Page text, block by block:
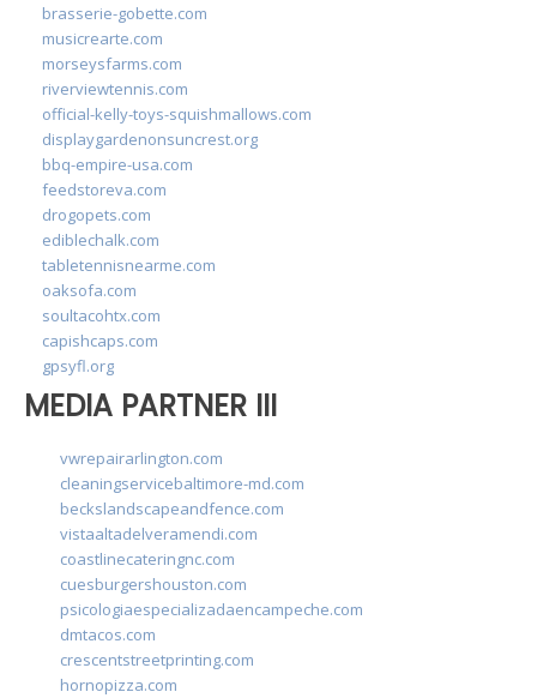
brasserie-gobette.com
musicrearte.com
morseysfarms.com
riverviewtennis.com
official-kelly-toys-squishmallows.com
displaygardenonsuncrest.org
bbq-empire-usa.com
feedstoreva.com
drogopets.com
ediblechalk.com
tabletennisnearme.com
oaksofa.com
soultacohtx.com
capishcaps.com
gpsyfl.org
MEDIA PARTNER III
vwrepairarlington.com
cleaningservicebaltimore-md.com
beckslandscapeandfence.com
vistaaltadelveramendi.com
coastlinecateringnc.com
cuesburgershouston.com
psicologiaespecializadaencampeche.com
dmtacos.com
crescentstreetprinting.com
hornopizza.com